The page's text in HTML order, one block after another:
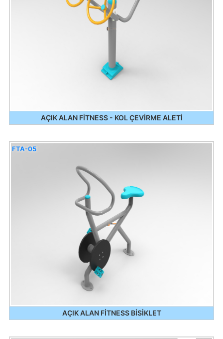
AÇIK ALAN FİTNESS - KOL ÇEVİRME ALETİ
AÇIK ALAN FİTNESS BİSİKLET
FTA-05